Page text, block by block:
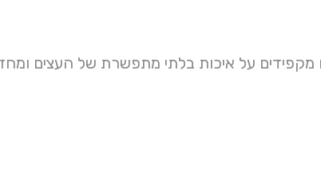
מקפידים על איכות בלתי מתפשרת של העצים